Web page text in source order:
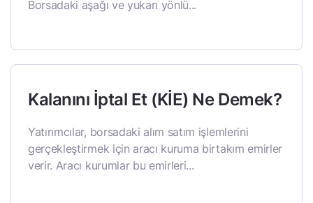
Borsadaki aşağı ve yukarı yönlü...
Kalanını İptal Et (KİE) Ne Demek?
Yatırımcılar, borsadaki alım satım işlemlerini
gerçekleştirmek için aracı kuruma birtakım emirler
verir. Aracı kurumlar bu emirleri...